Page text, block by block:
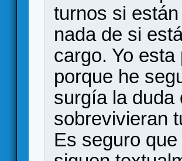
turnos si
nada de si
cargo. Yo
porque he
surgía la duda
sobrevivieran
Es seguro